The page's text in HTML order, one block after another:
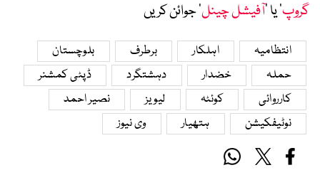
گروپ‘ یا ’آفیشل چینل‘ جوائن کریں
انتظامیہ اہلکار برطرف
بلوچستان
حملہ
خضدار دہشتگرد
ڈپٹی کمشنر
کارروائی
کوئٹہ لیویز
نصیر احمد
نوٹیفکیشن
ہتھیار وی نیوز